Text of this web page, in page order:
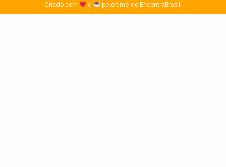
Criado com
e pelo time do EncontraBrasil